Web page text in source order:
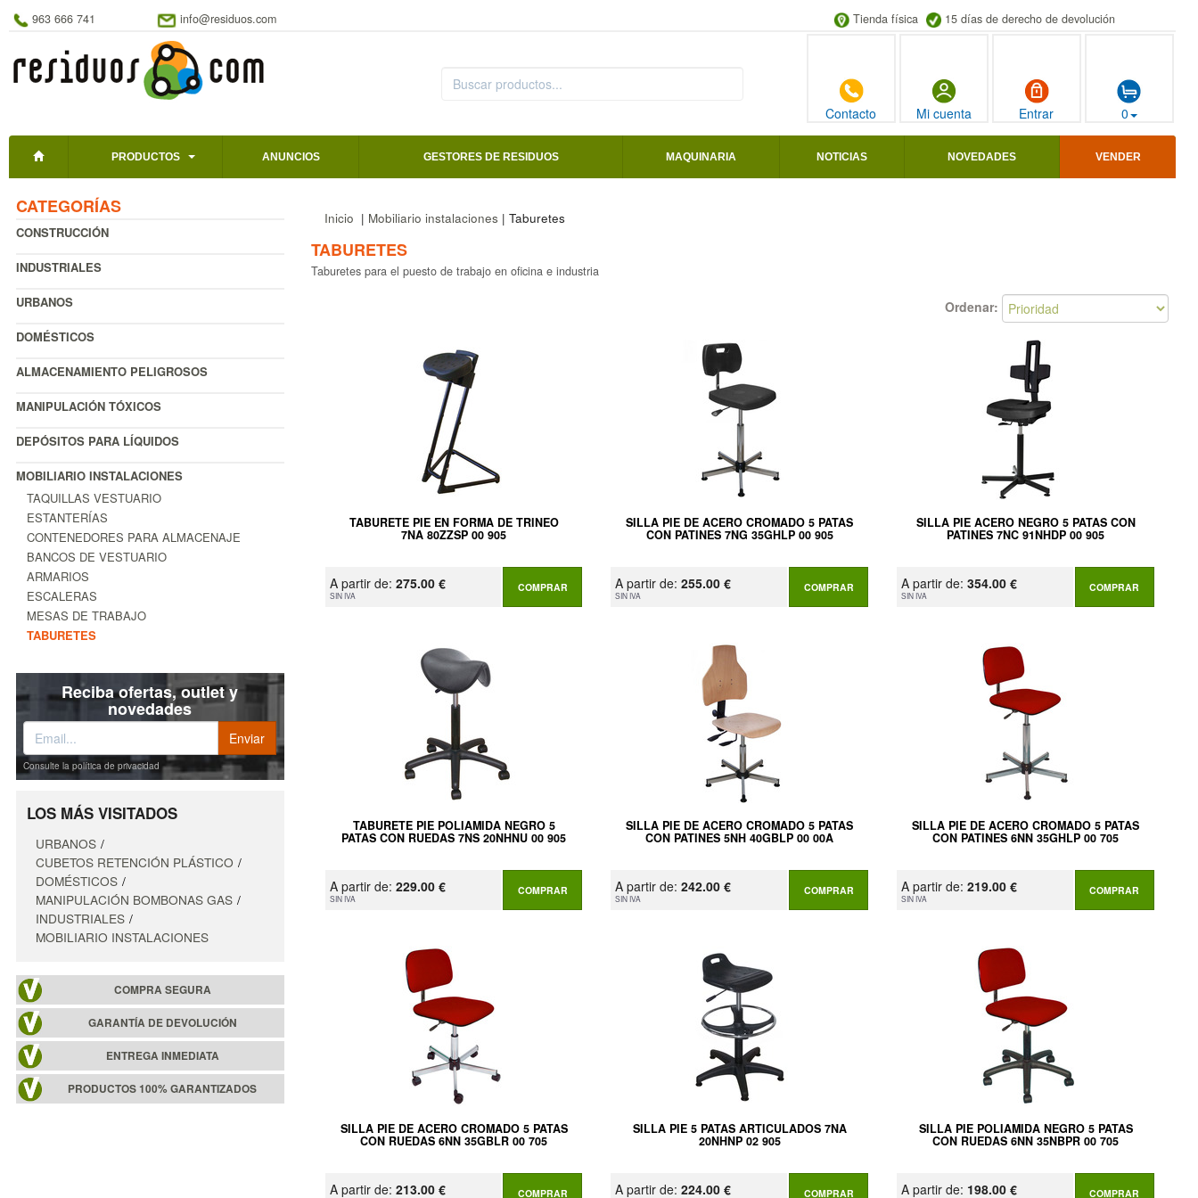
963 666 741 info@residuos.com Tienda física 15 días de derecho de devolución
Contacto Mi cuenta Entrar 0
PRODUCTOS ANUNCIOS GESTORES DE RESIDUOS MAQUINARIA NOTICIAS NOVEDADES VENDER
CATEGORÍAS
CONSTRUCCIÓN
INDUSTRIALES
URBANOS
DOMÉSTICOS
ALMACENAMIENTO PELIGROSOS
MANIPULACIÓN TÓXICOS
DEPÓSITOS PARA LÍQUIDOS
MOBILIARIO INSTALACIONES
TAQUILLAS VESTUARIO
ESTANTERÍAS
CONTENEDORES PARA ALMACENAJE
BANCOS DE VESTUARIO
ARMARIOS
ESCALERAS
MESAS DE TRABAJO
TABURETES
Reciba ofertas, outlet y
novedades
Consulte la política de privacidad
LOS MÁS VISITADOS
URBANOS
CUBETOS RETENCIÓN PLÁSTICO
DOMÉSTICOS
MANIPULACIÓN BOMBONAS GAS
INDUSTRIALES
MOBILIARIO INSTALACIONES
COMPRA SEGURA
GARANTÍA DE DEVOLUCIÓN
ENTREGA INMEDIATA
PRODUCTOS 100% GARANTIZADOS
Inicio | Mobiliario instalaciones | Taburetes
TABURETES
Taburetes para el puesto de trabajo en oficina e industria
Ordenar:
TABURETE PIE EN FORMA DE TRINEO
7NA 80ZZSP 00 905
A partir de: 275.00 €
SIN IVA
COMPRAR
SILLA PIE DE ACERO CROMADO 5 PATAS
CON PATINES 7NG 35GHLP 00 905
A partir de:255.00 €
SIN IVA
COMPRAR
SILLA PIE ACERO NEGRO 5 PATAS CON
PATINES 7NC 91NHDP 00 905
A partir de:354.00 €
SIN IVA
COMPRAR
TABURETE PIE POLIAMIDA NEGRO 5
PATAS CON RUEDAS 7NS 20NHNU 00 905
A partir de: 229.00 €
SIN IVA
COMPRAR
SILLA PIE DE ACERO CROMADO 5 PATAS
CON PATINES 5NH 40GBLP 00 00A
A partir de:242.00 €
SIN IVA
COMPRAR
SILLA PIE DE ACERO CROMADO 5 PATAS
CON PATINES 6NN 35GHLP 00 705
A partir de:219.00 €
SIN IVA
COMPRAR
SILLA PIE DE ACERO CROMADO 5 PATAS
CON RUEDAS 6NN 35GBLR 00 705
A partir de: 213.00 € COMPRAR
SILLA PIE 5 PATAS ARTICULADOS 7NA
20NHNP 02 905
A partir de:224.00 € COMPRAR
SILLA PIE POLIAMIDA NEGRO 5 PATAS
CON RUEDAS 6NN 35NBPR 00 705
A partir de: 198.00 € COMPRAR